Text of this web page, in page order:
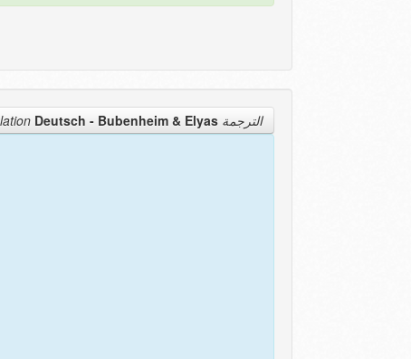
الترجمة Translation Deutsch - Bubenheim & Elyas